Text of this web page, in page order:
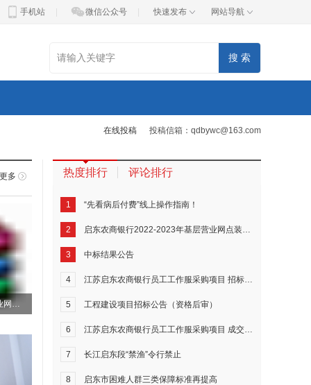
手机站 微信公众号 快速发布 网站导航
在线投稿 投稿信箱：qdbywc@163.com
更多
启东农商银行2022-2023年基层营业网点装修工程施工监理
热度排行 评论排行
1 “先看病后付费”线上操作指南！
2 启东农商银行2022-2023年基层营业网点装修工程施工监理
3 中标结果公告
4 江苏启东农商银行员工工作服采购项目 招标公告
5 工程建设项目招标公告（资格后审）
6 江苏启东农商银行员工工作服采购项目 成交结果公告
7 长江启东段“禁渔”令行禁止
8 启东市困难人群三类保障标准再提高